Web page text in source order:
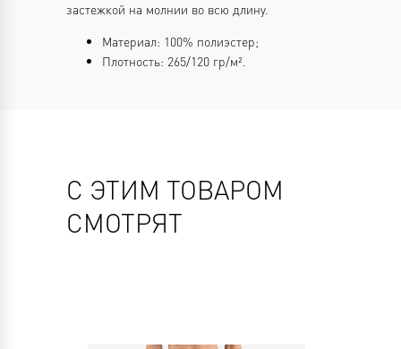
застежкой на молнии во всю длину.
Материал: 100% полиэстер;
Плотность: 265/120 гр/м².
С ЭТИМ ТОВАРОМ
СМОТРЯТ